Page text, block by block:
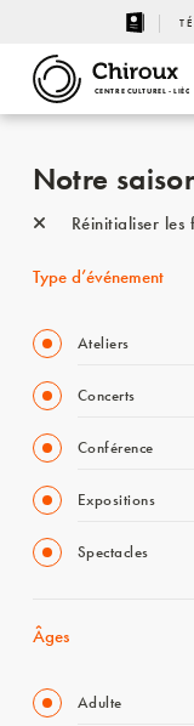
CENTRE CULTUREL - LIÈGE
Notre
Réinitialiser les
Type d’événement
Ateliers
Concerts
Conférence
Expositions
Spectacles
Âges
Adulte